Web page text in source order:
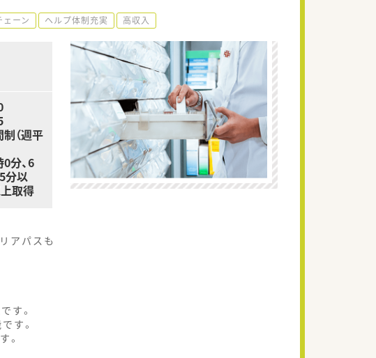
ーン ヘルプ体制充実 高収入
（週平
分、6
分以
取得
アパスも
す。
す。
。